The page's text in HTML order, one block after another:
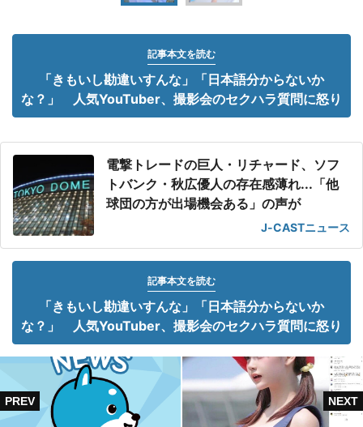
記事本文を読む
「きもいし勘違いすんな」「日本語分からないか
な？」 人気YouTuber、撮影会のセクハラ質問に怒り
電撃トレードの巨人・リチャード、ソフ
トバンク・秋広優人の存在感薄れ...「他
球団の方が出場機会ある」の声が
J-CASTニュース
記事本文を読む
「きもいし勘違いすんな」「日本語分からないか
な？」 人気YouTuber、撮影会のセクハラ質問に怒り